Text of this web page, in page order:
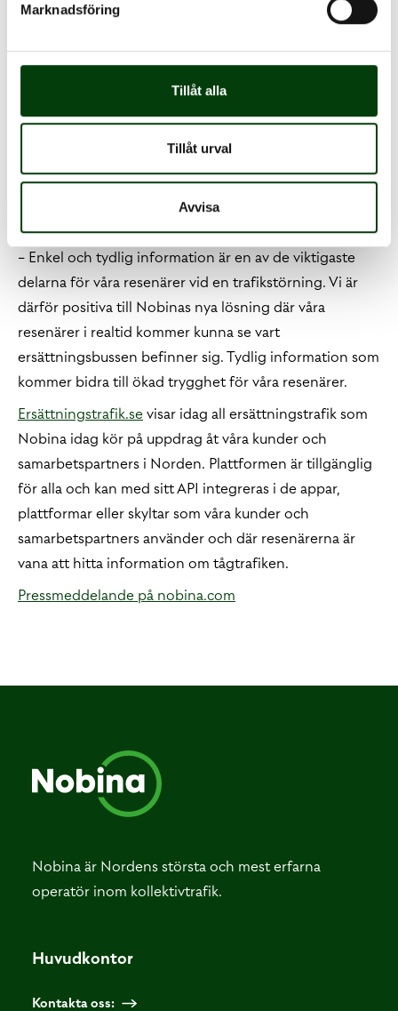
Marknadsföring
Tillåt alla
Tillåt urval
Avvisa
information direkt i din telefon och som med sitt API
våra kunder och samarbetspartner använder, säger
Daniel Mohlin, Produkt och systemchef för
ersättningstrafik på Nobina.
Marie Tornneus, marknads- och kommunikationschef
på Vy som bland annat kör tågtrafiken på uppdrag
Norrtåg, tågtrafken i Värmland och Nattåget Norrland
− Enkel och tydlig information är en av de viktigaste
delarna för våra resenärer vid en trafikstörning. Vi är
därför positiva till Nobinas nya lösning där våra
resenärer i realtid kommer kunna se vart
ersättningsbussen befinner sig. Tydlig information som
kommer bidra till ökad trygghet för våra resenärer.
Ersättningstrafik.sevisar idag all ersättningstrafik som
Nobina idag kör på uppdrag åt våra kunder och
samarbetspartners i Norden. Plattformen är tillgänglig
för alla och kan med sitt API integreras i de appar,
plattformar eller skyltar som våra kunder och
samarbetspartners använder och där resenärerna är
vana att hitta information om tågtrafiken.
Pressmeddelande på nobina.com
Nobina är Nordens största och mest erfarna
operatör inom kollektivtrafik.
Huvudkontor
Kontakta oss: